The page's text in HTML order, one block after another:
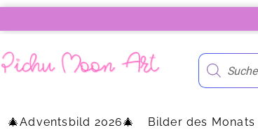
🎄Adventsbild 2026🎄 Bilder des Monats